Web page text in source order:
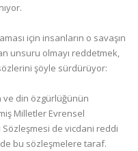
için insanların o savaşın
unsuru olmayı reddetmek,
şöyle sürdürüyor:
din özgürlüğünün
Milletler Evrensel
de vicdani reddi
bu sözleşmelere taraf.